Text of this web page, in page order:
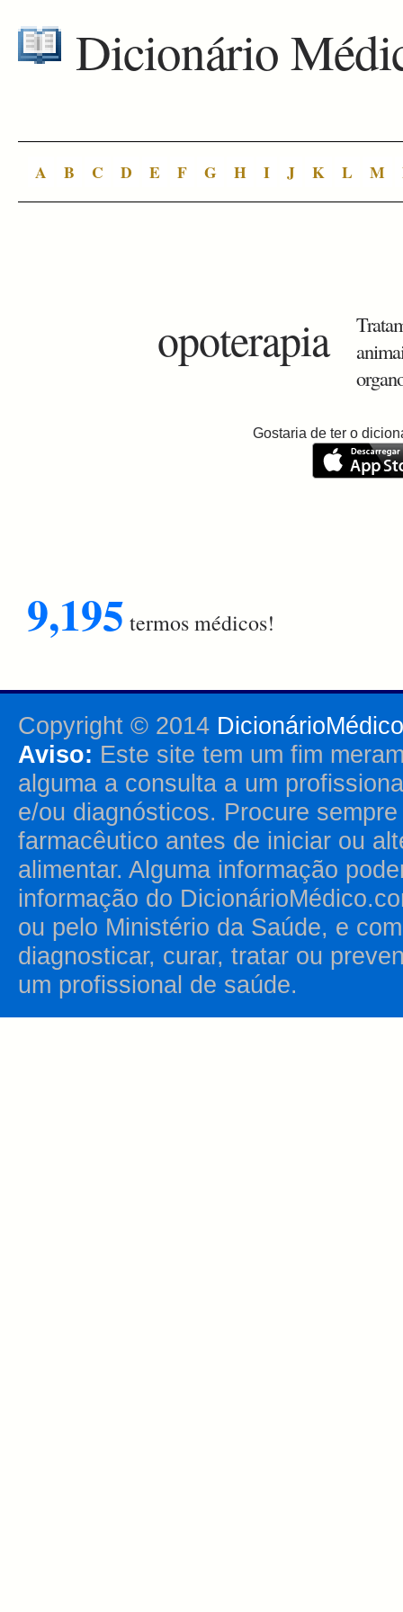
Dicionário
A B C D E F G H I J K L M
opoterapia
Gostaria de ter o
9,195 termos médicos!
Copyright © 2014
Aviso: Este site tem um fim
alguma a consulta a um
e/ou diagnósticos. Procure
farmacêutico antes de iniciar ou
alimentar. Alguma informação
informação do
ou pelo Ministério da Saúde, e
diagnosticar, curar, tratar ou
um profissional de saúde.